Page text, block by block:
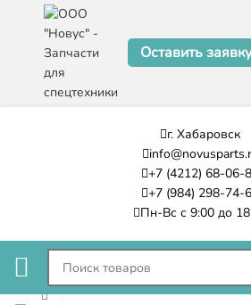
Оставить заявку
г. Хабаровск
+7 (4212) 68-06-
+7 (984) 298-74-
Пн-Вс с 9:00 до
Нажмите, чтобы увеличить